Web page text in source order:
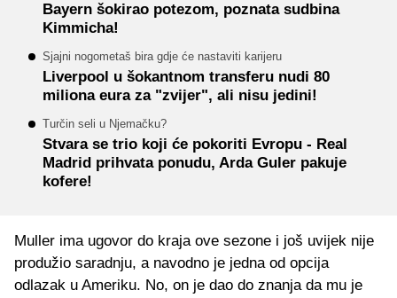
Bayern šokirao potezom, poznata sudbina
Kimmicha!
Sjajni nogometaš bira gdje će nastaviti karijeru
Liverpool u šokantnom transferu nudi 80
miliona eura za "zvijer", ali nisu jedini!
Turčin seli u Njemačku?
Stvara se trio koji će pokoriti Evropu - Real
Madrid prihvata ponudu, Arda Guler pakuje
kofere!
Muller ima ugovor do kraja ove sezone i još uvijek nije
produžio saradnju, a navodno je jedna od opcija
odlazak u Ameriku. No, on je dao do znanja da mu je